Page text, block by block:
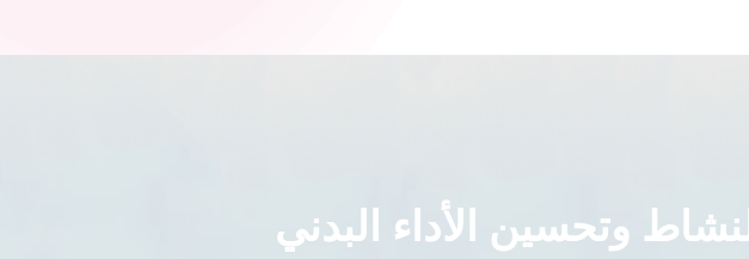
وتحسين الأداء البدني